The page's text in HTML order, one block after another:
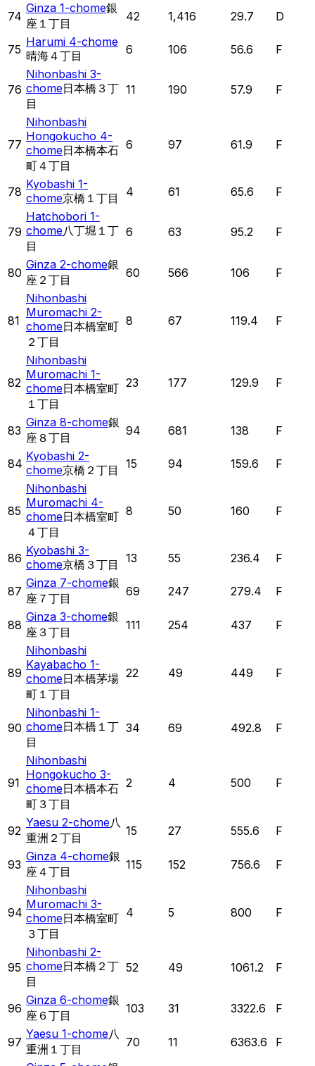
74
Ginza 1-chome銀
座１丁目
42 1,416 29.7 D
75
Harumi 4-chome
晴海４丁目
6 106 56.6 F
76
Nihonbashi 3-
chome日本橋３丁
目
11 190 57.9 F
77
Nihonbashi
Hongokucho 4-
chome日本橋本石
町４丁目
6 97 61.9 F
78
Kyobashi 1-
chome京橋１丁目 4 61 65.6 F
79
Hatchobori 1-
chome八丁堀１丁
目
6 63 95.2 F
80
Ginza 2-chome銀
座２丁目
60 566 106 F
81
Nihonbashi
Muromachi 2-
chome日本橋室町
２丁目
8 67 119.4 F
82
Nihonbashi
Muromachi 1-
chome日本橋室町
１丁目
23 177 129.9 F
83
Ginza 8-chome銀
座８丁目
94 681 138 F
84
Kyobashi 2-
chome京橋２丁目 15 94 159.6 F
85
Nihonbashi
Muromachi 4-
chome日本橋室町
４丁目
8 50 160 F
86
Kyobashi 3-
chome京橋３丁目 13 55 236.4 F
87
Ginza 7-chome銀
座７丁目
69 247 279.4 F
88
Ginza 3-chome銀
座３丁目
111 254 437 F
89
Nihonbashi
Kayabacho 1-
chome日本橋茅場
町１丁目
22 49 449 F
90
Nihonbashi 1-
chome日本橋１丁
目
34 69 492.8 F
91
Nihonbashi
Hongokucho 3-
chome日本橋本石
町３丁目
2 4 500 F
92
Yaesu 2-chome八
重洲２丁目
15 27 555.6 F
93
Ginza 4-chome銀
座４丁目
115 152 756.6 F
94
Nihonbashi
Muromachi 3-
chome日本橋室町
３丁目
4 5 800 F
95
Nihonbashi 2-
chome日本橋２丁
目
52 49 1061.2 F
96
Ginza 6-chome銀
座６丁目
103 31 3322.6 F
97
Yaesu 1-chome八
重洲１丁目
70 11 6363.6
F